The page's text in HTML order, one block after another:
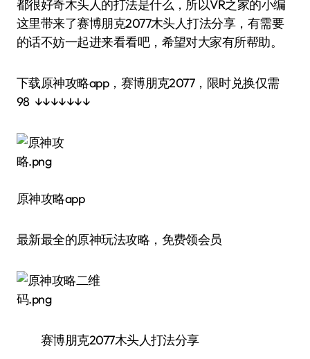
都很好奇木头人的打法是什么，所以VR之家的小编
这里带来了赛博朋克2077木头人打法分享，有需要
的话不妨一起进来看看吧，希望对大家有所帮助。
下载原神攻略app，赛博朋克2077，限时兑换仅需
98 ↓↓↓↓↓↓↓
原神攻略app
最新最全的原神玩法攻略，免费领会员
赛博朋克2077木头人打法分享